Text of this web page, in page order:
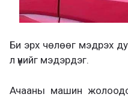
Би эрх чөлөөг мэдрэх
л үүнийг мэдэрдэг.
Ачааны машин